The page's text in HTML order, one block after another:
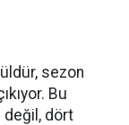
sezon
Bu
değil, dört